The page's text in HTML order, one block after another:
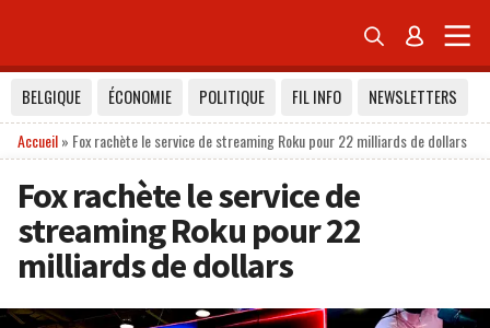
 
BELGIQUE ÉCONOMIE POLITIQUE FIL INFO
NEWSLETTERS
Accueil» Fox rachète le service de streaming Roku pour 22 milliards de dollars
Fox rachète le service de
streaming Roku pour 22
milliards de dollars